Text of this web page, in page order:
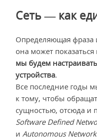
Сеть — как
Определяющая фраза
она может
мы будем
устройства.
Все последние годы
к тому, чтобы
сущностью, отсюда и
Software Defined
и Autonomous